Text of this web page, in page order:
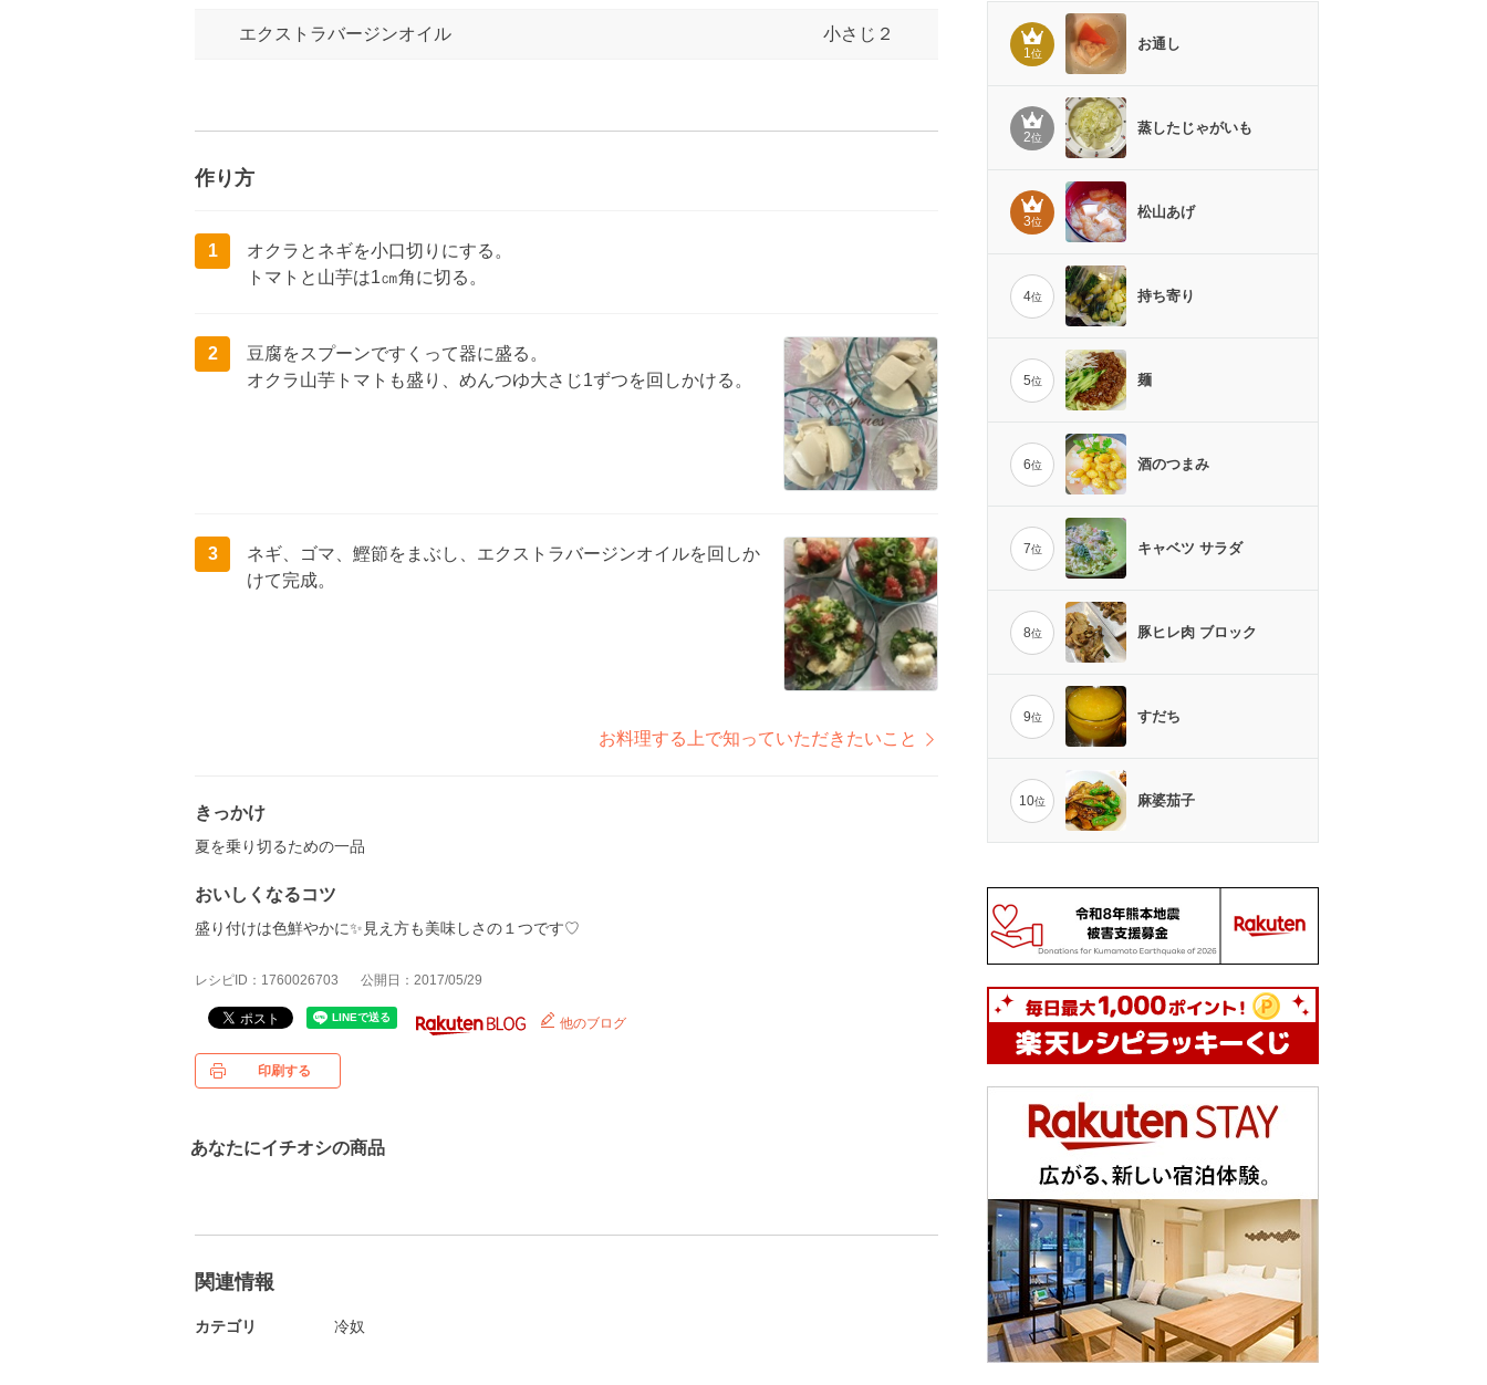
エクストラバージンオイル 小さじ２
作り方
1
オクラとネギを小口切りにする。
トマトと山芋は1㎝角に切る。
2
豆腐をスプーンですくって器に盛る。
オクラ山芋トマトも盛り、めんつゆ大さじ1ずつを回しかける。
3
ネギ、ゴマ、鰹節をまぶし、エクストラバージンオイルを回しか
けて完成。
お料理する上で知っていただきたいこと
きっかけ
夏を乗り切るための一品
おいしくなるコツ
盛り付けは色鮮やかに✨見え方も美味しさの１つです♡
レシピID：1760026703 公開日：2017/05/29
他のブログ
印刷する
あなたにイチオシの商品
関連情報
カテゴリ 冷奴
1位
お通し
2位
蒸したじゃがいも
3位
松山あげ
4位 持ち寄り
5位 麺
6位 酒のつまみ
7位 キャベツ サラダ
8位 豚ヒレ肉 ブロック
9位 すだち
10位 麻婆茄子